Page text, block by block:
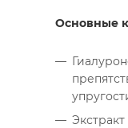
Основные